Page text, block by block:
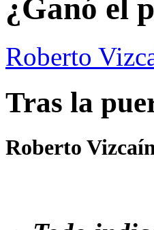
¿Ganó el
Roberto
Tras la
Roberto